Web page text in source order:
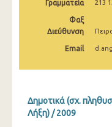
Γραμματεία 213
Φαξ
Διεύθυνση
Email
Δημοτικά (σχ.
Λήξη) / 2009